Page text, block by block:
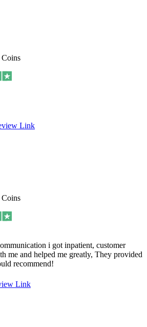
Link
i got inpatient, customer
me and helped me greatly, They provided
recommend!
Link